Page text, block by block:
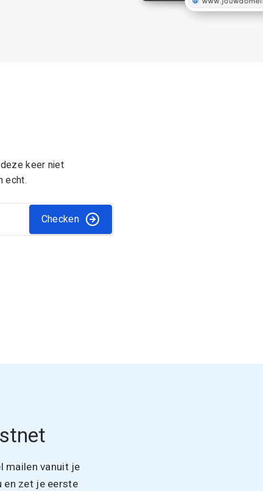
keer niet
echt.
Checken
mailen vanuit je
en zet je eerste